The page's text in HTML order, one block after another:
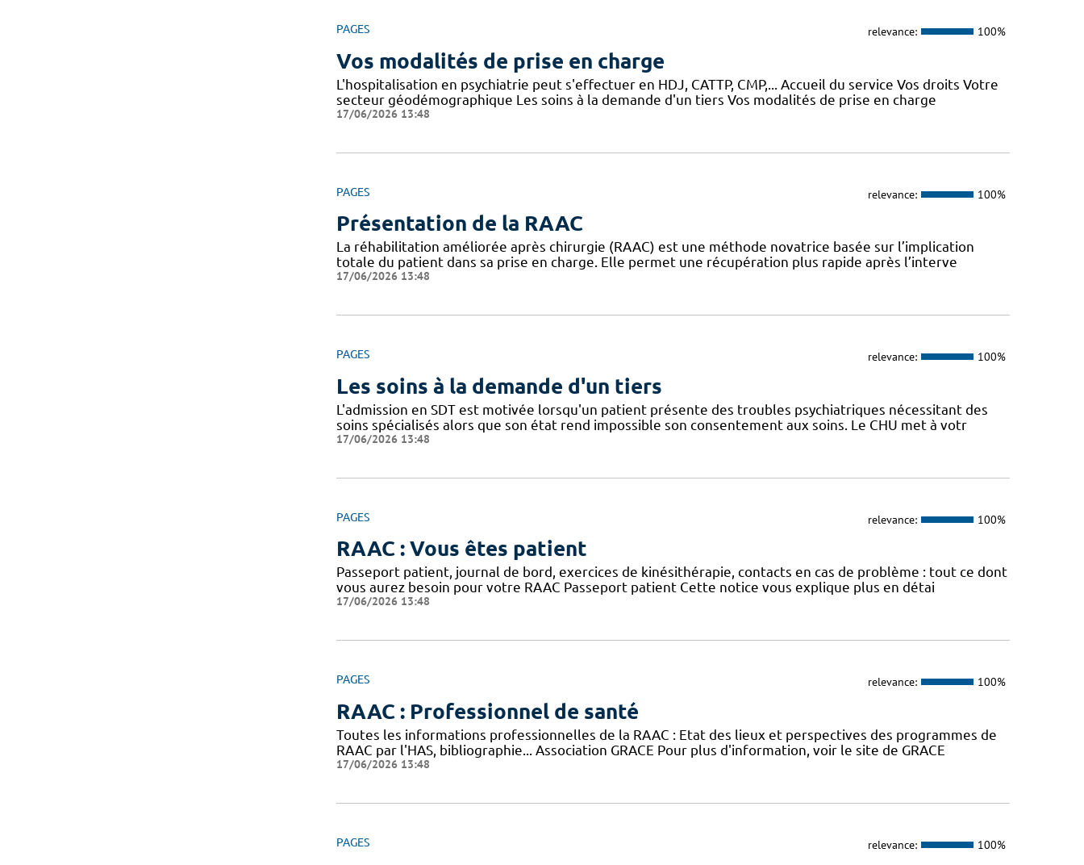
PAGES relevance: 100%
Vos modalités de prise en charge
L'hospitalisation en psychiatrie peut s'effectuer en HDJ, CATTP, CMP,... Accueil du service Vos droits Votre
secteur géodémographique Les soins à la demande d'un tiers Vos modalités de prise en charge
17/06/2026 13:48
PAGES relevance: 100%
Présentation de la RAAC
La réhabilitation améliorée après chirurgie (RAAC) est une méthode novatrice basée sur l’implication
totale du patient dans sa prise en charge. Elle permet une récupération plus rapide après l’interve
17/06/2026 13:48
PAGES relevance: 100%
Les soins à la demande d'un tiers
L'admission en SDT est motivée lorsqu'un patient présente des troubles psychiatriques nécessitant des
soins spécialisés alors que son état rend impossible son consentement aux soins. Le CHU met à votr
17/06/2026 13:48
PAGES relevance: 100%
RAAC : Vous êtes patient
Passeport patient, journal de bord, exercices de kinésithérapie, contacts en cas de problème : tout ce dont
vous aurez besoin pour votre RAAC Passeport patient Cette notice vous explique plus en détai
17/06/2026 13:48
PAGES relevance: 100%
RAAC : Professionnel de santé
Toutes les informations professionnelles de la RAAC : Etat des lieux et perspectives des programmes de
RAAC par l'HAS, bibliographie... Association GRACE Pour plus d'information, voir le site de GRACE
17/06/2026 13:48
PAGES relevance: 100%